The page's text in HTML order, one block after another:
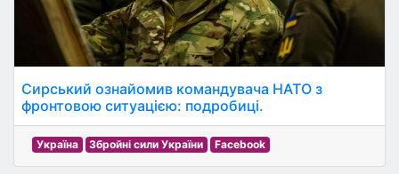
Сирський ознайомив командувача НАТО з
фронтовою ситуацією: подробиці.
Україна Збройні сили України Facebook